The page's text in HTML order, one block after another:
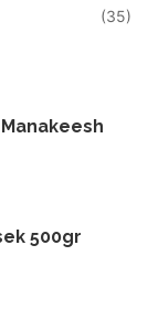
(35)
500gr